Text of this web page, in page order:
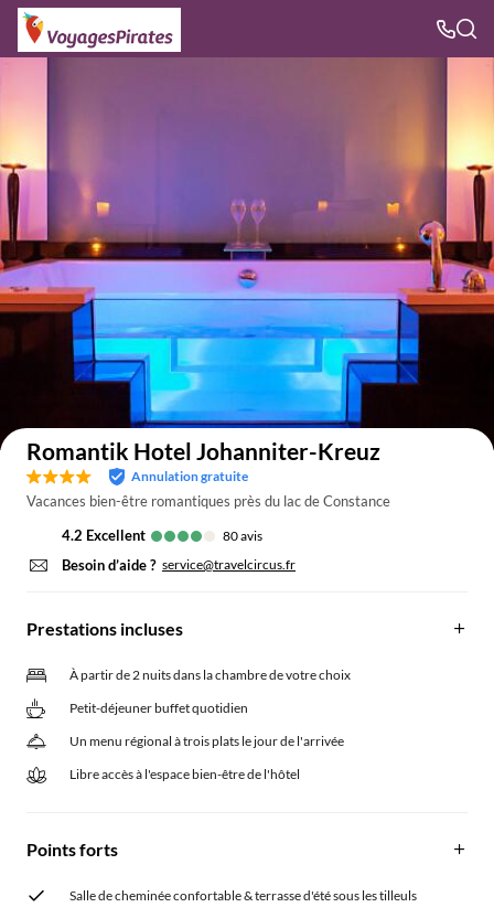
Romantik Hotel Johanniter-Kreuz
Annulation gratuite
Vacances bien-être romantiques près du lac de Constance
4.2
excellent 80avis
Besoin d’aide ? service@travelcircus.fr
Prestations incluses
À partir de 2 nuits dans la chambre de votre choix
Petit-déjeuner buffet quotidien
Un menu régional à trois plats le jour de l'arrivée
Libre accès à l'espace bien-être de l'hôtel
Points forts
Salle de cheminée confortable & terrasse d'été sous les tilleuls